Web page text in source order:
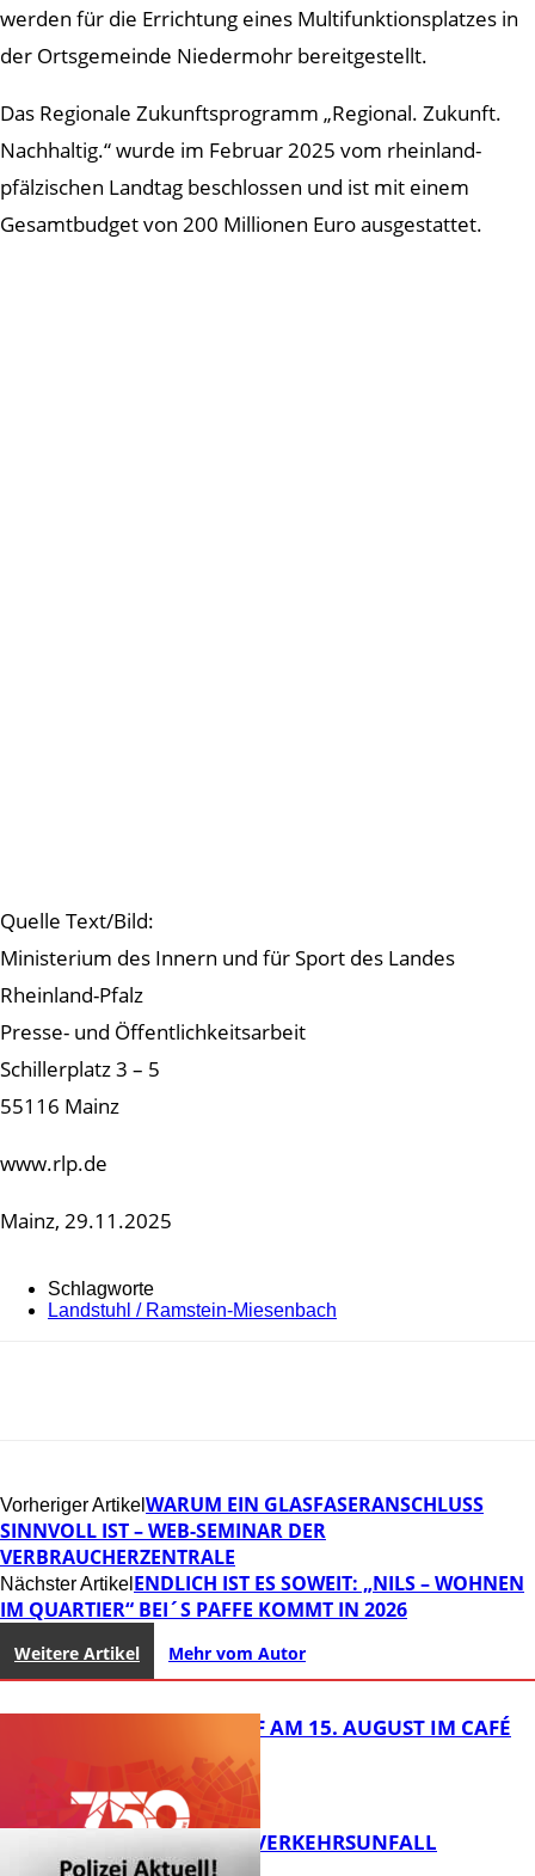
werden für die Errichtung eines Multifunktionsplatzes in
der Ortsgemeinde Niedermohr bereitgestellt.
Das Regionale Zukunftsprogramm „Regional. Zukunft.
Nachhaltig.“ wurde im Februar 2025 vom rheinland-
pfälzischen Landtag beschlossen und ist mit einem
Gesamtbudget von 200 Millionen Euro ausgestattet.
Quelle Text/Bild:
Ministerium des Innern und für Sport des Landes
Rheinland-Pfalz
Presse- und Öffentlichkeitsarbeit
Schillerplatz 3 – 5
55116 Mainz
www.rlp.de
Mainz, 29.11.2025
Schlagworte
Landstuhl / Ramstein-Miesenbach
Vorheriger Artikel WARUM EIN GLASFASERANSCHLUSS
SINNVOLL IST – WEB-SEMINAR DER
VERBRAUCHERZENTRALE
Nächster Artikel ENDLICH IST ES SOWEIT: „NILS – WOHNEN
IM QUARTIER“ BEI´S PAFFE KOMMT IN 2026
Weitere Artikel Mehr vom Autor
APÉRO-TREFF AM 15. AUGUST IM CAFÉ
LUMA (42)
TÖDLICHER VERKEHRSUNFALL